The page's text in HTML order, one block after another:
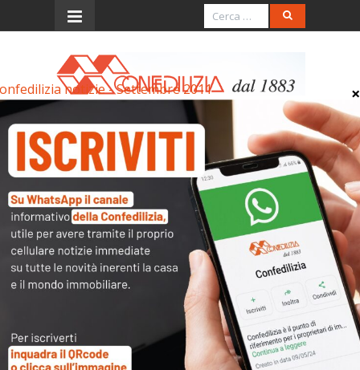
Menu
Confedilizia notizie –
Settembre 2011
Confedilizia notizie - Settembre 2011
Confedilizia notizie – Settembre 2011
Articoli collegati
Archivi
notizie - Settembre 2011